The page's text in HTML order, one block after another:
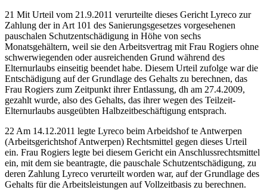
21 Mit Urteil vom 21.9.2011 verurteilte dieses Gericht Lyreco zur
Zahlung der in Art 101 des Sanierungsgesetzes vorgesehenen
pauschalen Schutzentschädigung in Höhe von sechs
Monatsgehältern, weil sie den Arbeitsvertrag mit Frau Rogiers ohne
schwerwiegenden oder ausreichenden Grund während des
Elternurlaubs einseitig beendet habe. Diesem Urteil zufolge war die
Entschädigung auf der Grundlage des Gehalts zu berechnen, das
Frau Rogiers zum Zeitpunkt ihrer Entlassung, dh am 27.4.2009,
gezahlt wurde, also des Gehalts, das ihrer wegen des Teilzeit-
Elternurlaubs ausgeübten Halbzeitbeschäftigung entsprach.
22 Am 14.12.2011 legte Lyreco beim Arbeidshof te Antwerpen
(Arbeitsgerichtshof Antwerpen) Rechtsmittel gegen dieses Urteil
ein. Frau Rogiers legte bei diesem Gericht ein Anschlussrechtsmittel
ein, mit dem sie beantragte, die pauschale Schutzentschädigung, zu
deren Zahlung Lyreco verurteilt worden war, auf der Grundlage des
Gehalts für die Arbeitsleistungen auf Vollzeitbasis zu berechnen.